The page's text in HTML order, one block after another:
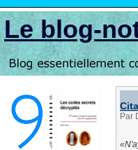
Le blog-
Par